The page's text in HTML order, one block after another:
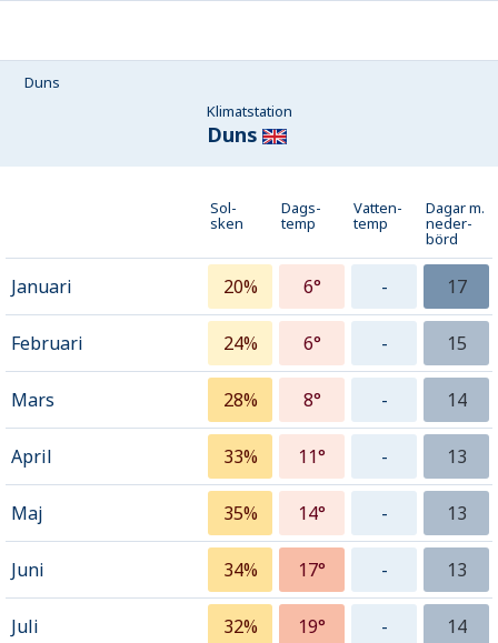
Duns
Klimatstation
Duns
Sol-
sken
Dags-
temp
Vatten-
temp
Dagar m.
neder­
börd
Januari 20% 6° - 17
Februari 24% 6° - 15
Mars 28% 8° - 14
April 33% 11° - 13
Maj 35% 14° - 13
Juni 34% 17° - 13
Juli 32% 19° - 14